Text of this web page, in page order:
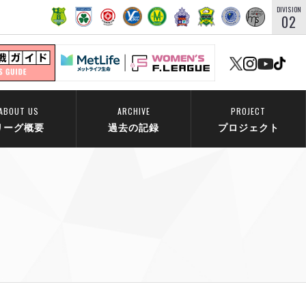
DIVISION
02
US
ーグ概要
ARCHIVE
過去の記録
PROJECT
プロジェクト